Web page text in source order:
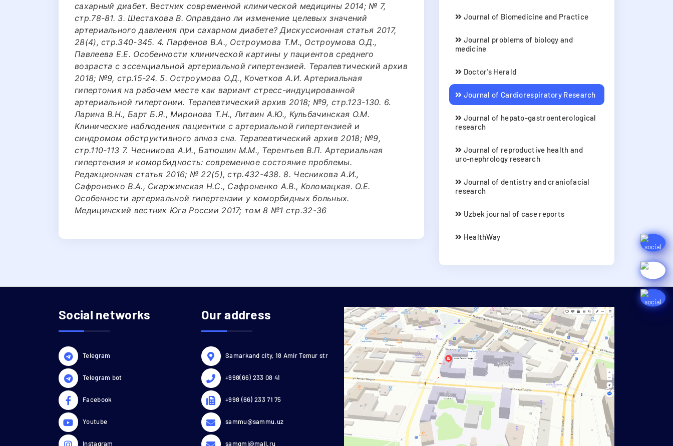
сахарный диабет. Вестник современной клинической медицины 2014; № 7,
стр.78-81. 3. Шестакова В. Оправдано ли изменение целевых значений
артериального давления при сахарном диабете? Дискуссионная статья 2017,
28(4), стр.340-345. 4. Парфенов В.А., Остроумова Т.М., Остроумова О.Д.,
Павлеева Е.Е. Особенности клинической картины у пациентов среднего
возраста с эссенциальной артериальной гипертензией. Терапевтический архив
2018; №9, стр.15-24. 5. Остроумова О.Д., Кочетков А.И. Артериальная
гипертония на рабочем месте как вариант стресс-индуцированной
артериальной гипертонии. Терапевтический архив 2018; №9, стр.123-130. 6.
Ларина В.Н., Барт Б.Я., Миронова Т.Н., Литвин А.Ю., Кульбачинская О.М.
Клинические наблюдения пациентки с артериальной гипертензией и
синдромом обструктивного апноэ сна. Терапевтический архив 2018; №9,
стр.110-113 7. Чесникова А.И., Батюшин М.М., Терентьев В.П. Артериальная
гипертензия и коморбидность: современное состояние проблемы.
Редакционная статья 2016; № 22(5), стр.432-438. 8. Чесникова А.И.,
Сафроненко В.А., Скаржинская Н.С., Сафроненко А.В., Коломацкая. О.Е.
Особенности артериальной гипертензии у коморбидных больных.
Медицинский вестник Юга России 2017; том 8 №1 стр.32-36
Journal of Biomedicine and Practice
Journal problems of biology and
medicine
Doctor's Herald
Journal of Cardiorespiratory Research
Journal of hepato-gastroenterological
research
Journal of reproductive health and
uro-nephrology research
Journal of dentistry and craniofacial
research
Uzbek journal of case reports
HealthWay
Social networks
Telegram
Telegram bot
Facebook
Youtube
Instagram
Our address
Samarkand city, 18 Amir Temur str
+998(66) 233 08 41
+998 (66) 233 71 75
sammu@sammu.uz
samgmi@mail.ru